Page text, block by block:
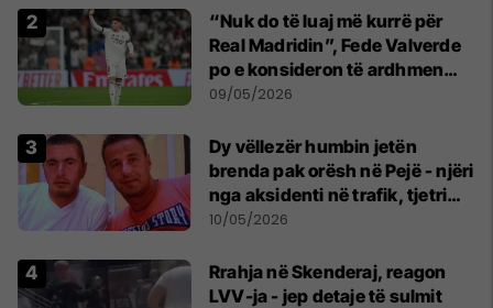
“Nuk do të luaj më kurrë për
Real Madridin”, Fede Valverde
po e konsideron të ardhmen
pas sherrit me Tchouamenin
09/05/2026
Dy vëllezër humbin jetën
brenda pak orësh në Pejë - njëri
nga aksidenti në trafik, tjetri
nga sëmundja
10/05/2026
Rrahja në Skenderaj, reagon
LVV-ja - jep detaje të sulmit